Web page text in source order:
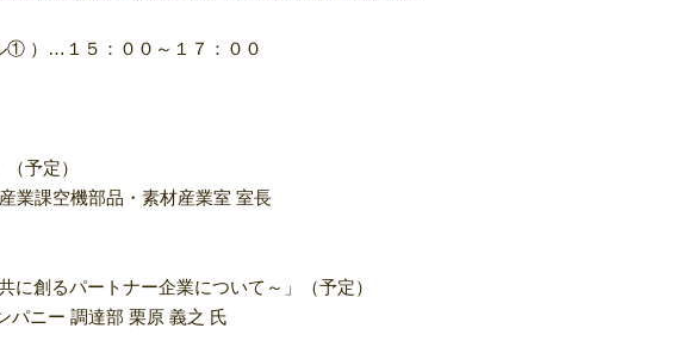
① ）…１５：００～１７：００
予定）
業課空機部品・素材産業室 室長
パートナー企業について～」（予定）
パニー 調達部 栗原 義之 氏